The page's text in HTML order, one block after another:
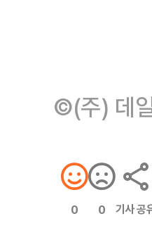
©(주) 데
0 0 기사 공